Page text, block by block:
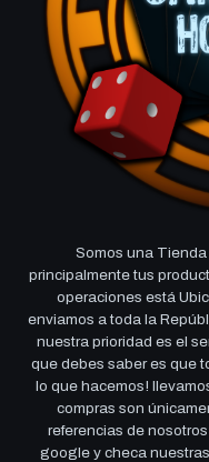
Somos una
principalmente tus
operaciones está
enviamos a toda la
nuestra prioridad es el
que debes saber es que
lo que hacemos!
compras son
referencias de
google y checa